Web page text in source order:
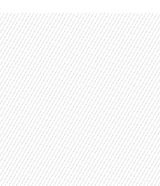
Skip to main content